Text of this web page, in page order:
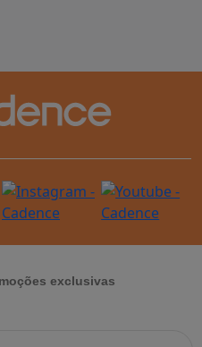
exclusivas